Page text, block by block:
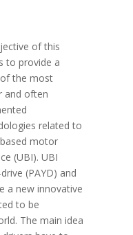
of this
to provide a
the most
and often
related to
motor
(UBI). UBI
(PAYD) and
a new innovative
to be
The main idea